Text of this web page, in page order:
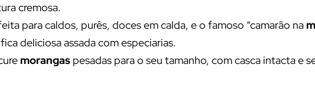
cremosa.
para caldos, purês, doces em calda, e o famoso “camarão na
deliciosa assada com especiarias.
morangas pesadas para o seu tamanho, com casca intacta e